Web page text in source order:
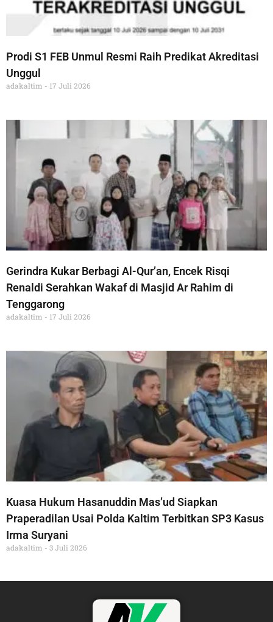
Prodi S1 FEB Unmul Resmi Raih Predikat Akreditasi
Unggul
adakaltim 17 Juli 2026
Gerindra Kukar Berbagi Al-Qur’an, Encek Risqi
Renaldi Serahkan Wakaf di Masjid Ar Rahim di
Tenggarong
adakaltim 17 Juli 2026
Kuasa Hukum Hasanuddin Mas’ud Siapkan
Praperadilan Usai Polda Kaltim Terbitkan SP3 Kasus
Irma Suryani
adakaltim 3 Juli 2026